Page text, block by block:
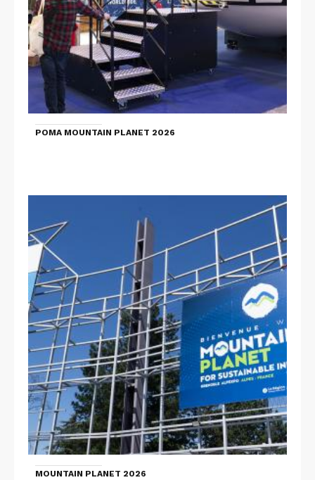
POMA MOUNTAIN PLANET 2026
MOUNTAIN PLANET 2026